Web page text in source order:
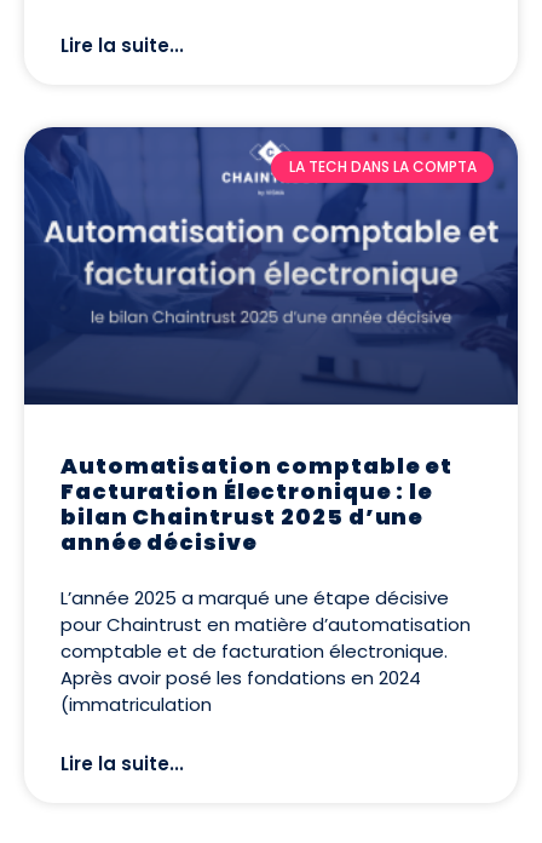
Lire la suite...
LA TECH DANS LA COMPTA
Automatisation comptable et
Facturation Électronique : le
bilan Chaintrust 2025 d’une
année décisive
L’année 2025 a marqué une étape décisive
pour Chaintrust en matière d’automatisation
comptable et de facturation électronique.
Après avoir posé les fondations en 2024
(immatriculation
Lire la suite...